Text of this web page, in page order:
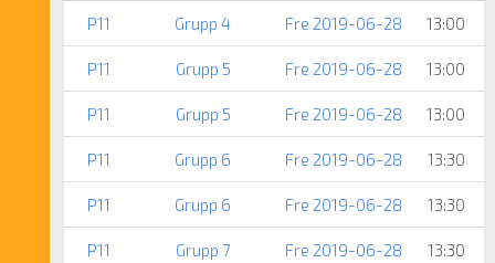
P11 Grupp 4 Fre 2019-06-28 13:00
P11 Grupp 5 Fre 2019-06-28 13:00
P11 Grupp 5 Fre 2019-06-28 13:00
P11 Grupp 6 Fre 2019-06-28 13:30
P11 Grupp 6 Fre 2019-06-28 13:30
P11 Grupp 7 Fre 2019-06-28 13:30